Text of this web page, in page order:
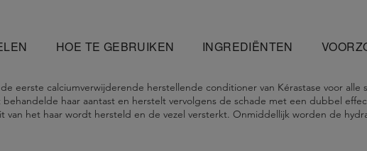
HOE TE GEBRUIKEN INGREDIËNTEN
eerste calciumverwijderende herstellende conditioner van Kérastase voor alle
haar aantast en herstelt vervolgens de schade met een dubbel
van het haar wordt hersteld en de vezel versterkt. Onmiddellijk worden de